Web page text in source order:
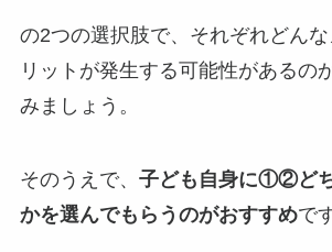
の2つの選択肢で、それぞれどん
リットが発生する可能性があるの
みましょう。
そのうえで、 子ども自身に①②ど
かを選んでもらうのがおすすめで